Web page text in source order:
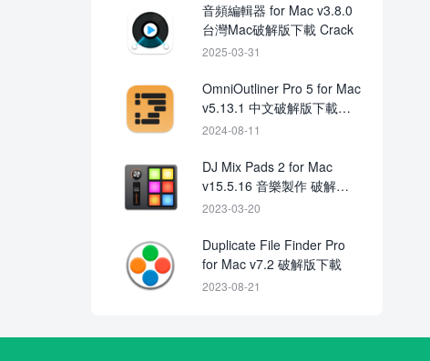
音頻編輯器 for Mac v3.8.0
台灣Mac破解版下載 Crack
2025-03-31
OmniOutliner Pro 5 for Mac
v5.13.1 中文破解版下載
crack
2024-08-11
DJ Mix Pads 2 for Mac
v15.5.16 音樂製作 破解版
下載
2023-03-20
Duplicate File Finder Pro
for Mac v7.2 破解版下載
2023-08-21